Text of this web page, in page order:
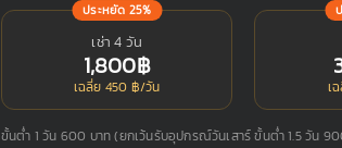
ประหยัด 25%
เช่า 4 วัน
1,800฿
เฉลี่ย 450 ฿/วัน เ
ขั้นต่ำ 1 วัน 600 บาท (ยกเว้นรับอุปกรณ์วันเสาร์ ขั้นต่ำ 1.5 วัน